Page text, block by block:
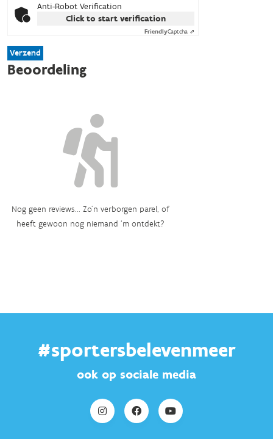
Anti-Robot Verification
Click to start verification
FriendlyCaptcha ⇗
Verzend
Beoordeling
Nog geen reviews... Zo’n verborgen parel, of
heeft gewoon nog niemand ‘m ontdekt?
#sportersbelevenmeer
ook op sociale media